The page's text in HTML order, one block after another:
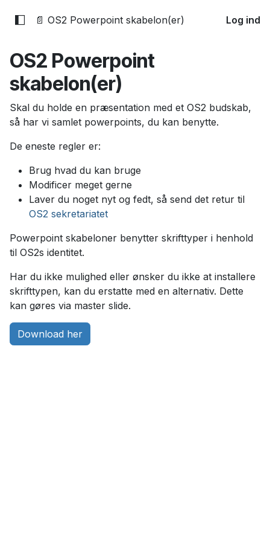
📄 OS2 Powerpoint skabelon(er) Log ind
OS2 Powerpoint
skabelon(er)
Skal du holde en præsentation med et OS2 budskab,
så har vi samlet powerpoints, du kan benytte.
De eneste regler er:
Brug hvad du kan bruge
Modificer meget gerne
Laver du noget nyt og fedt, så send det retur til
OS2 sekretariatet
Powerpoint skabeloner benytter skrifttyper i henhold
til OS2s identitet.
Har du ikke mulighed eller ønsker du ikke at installere
skrifttypen, kan du erstatte med en alternativ. Dette
kan gøres via master slide.
Download her